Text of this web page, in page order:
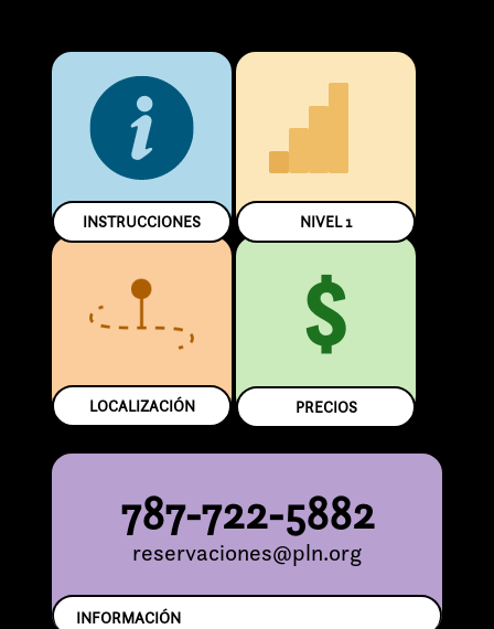
INSTRUCCIONES NIVEL1
LOCALIZACIÓN
$
PRECIOS
787-722-5882
reservaciones@pln.org
INFORMACIÓN